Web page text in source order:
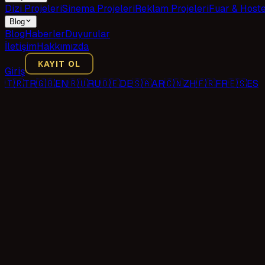
Dizi ProjeleriSinema ProjeleriReklam ProjeleriFuar &
Blog
BlogHaberlerDuyurular
İletişimHakkımızda
Giriş
KAYIT OL
🇹🇷TR🇬🇧EN🇷🇺RU🇩🇪DE🇸🇦AR🇨🇳ZH🇫🇷FR🇪🇸ES